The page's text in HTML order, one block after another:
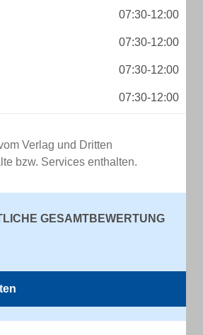
07:30-12:00
07:30-12:00
07:30-12:00
07:30-12:00
Verlag und Dritten
bzw. Services enthalten.
GESAMTBEWERTUNG